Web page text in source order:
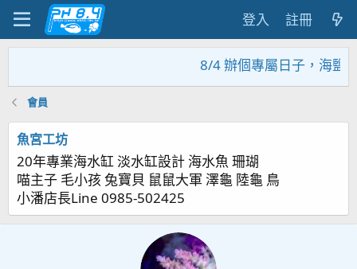
登入 註冊
8/4 辦個專屬日子，海鹽
會員
魚宮工坊
20年專業海水缸 淡水缸設計 海水魚 珊瑚
喵主子 毛小孩 兔寶貝 鼠鼠大軍 澤龜 陸龜 鳥
小潘店長Line 0985-502425